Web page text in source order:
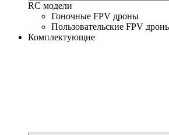
RC модели
Гоночные FPV дроны
Пользовательские FPV
Комплектующие